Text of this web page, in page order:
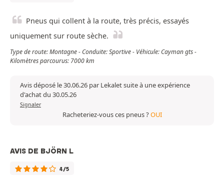
Pneus qui collent à la route, très précis, essayés
uniquement sur route sèche.
Type de route: Montagne - Conduite: Sportive - Véhicule: Cayman gts -
Kilomètres parcourus: 7000 km
Avis déposé le 30.06.26 par Lekalet suite à une expérience
d'achat du 30.05.26
Signaler
Racheteriez-vous ces pneus ?OUI
AVIS DE BJÖRN L
4/5